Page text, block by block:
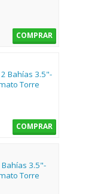
COMPRAR
2 Bahías 3.5"-
Torre
COMPRAR
Bahías 3.5"-
Torre